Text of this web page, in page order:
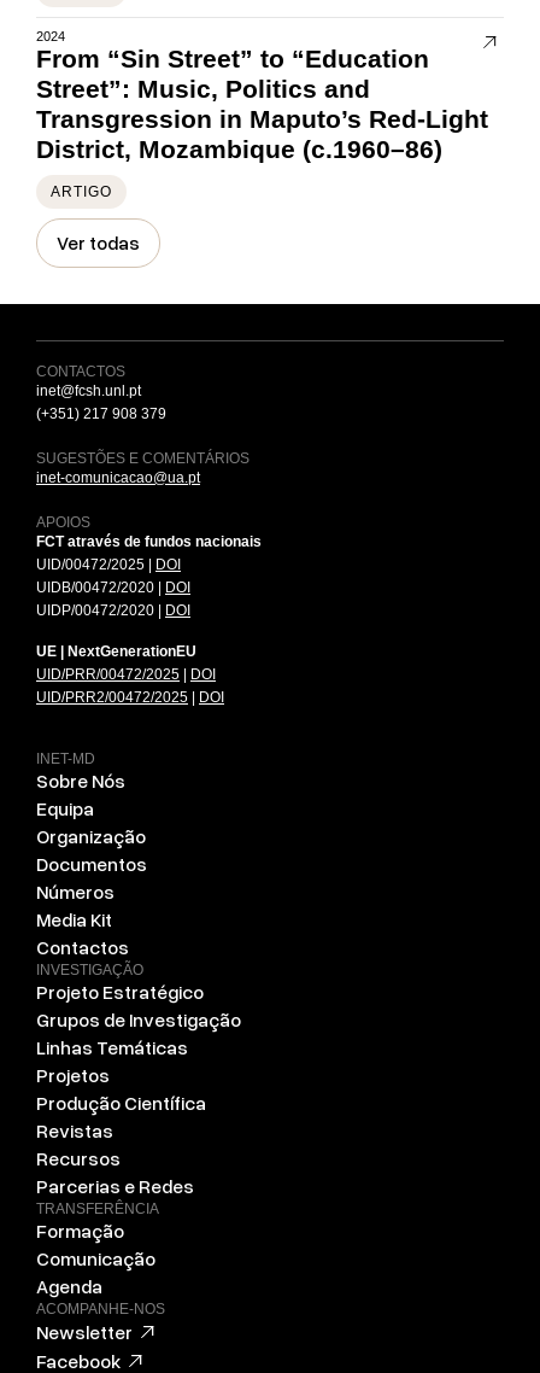
2024
From “Sin Street” to “Education
Street”: Music, Politics and
Transgression in Maputo’s Red-Light
District, Mozambique (c.1960–86)
ARTIGO
Ver todas
CONTACTOS
inet@fcsh.unl.pt
(+351) 217 908 379
SUGESTÕES E COMENTÁRIOS
inet-comunicacao@ua.pt
APOIOS
FCT através de fundos nacionais
UID/00472/2025 |
DOI
UIDB/00472/2020 |
DOI
UIDP/00472/2020 |
DOI
UE | NextGenerationEU
UID/PRR/00472/2025
DOI
UID/PRR2/00472/2025
DOI
INET-MD
Sobre Nós
Equipa
Organização
Documentos
Números
Media Kit
Contactos
INVESTIGAÇÃO
Projeto Estratégico
Grupos de Investigação
Linhas Temáticas
Projetos
Produção Científica
Revistas
Recursos
Parcerias e Redes
TRANSFERÊNCIA
Formação
Comunicação
Agenda
ACOMPANHE-NOS
Newsletter
Facebook